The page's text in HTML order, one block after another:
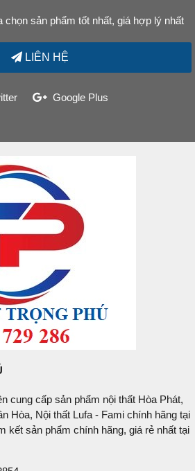
chọn sản phẩm tốt nhất, giá hợp lý nhất
LIÊN HỆ
Google Plus
cung cấp sản phẩm nội thất Hòa Phát,
Hòa, Nội thất Lufa - Fami chính hãng tại
kết sản phẩm chính hãng, giá rẻ nhất tại